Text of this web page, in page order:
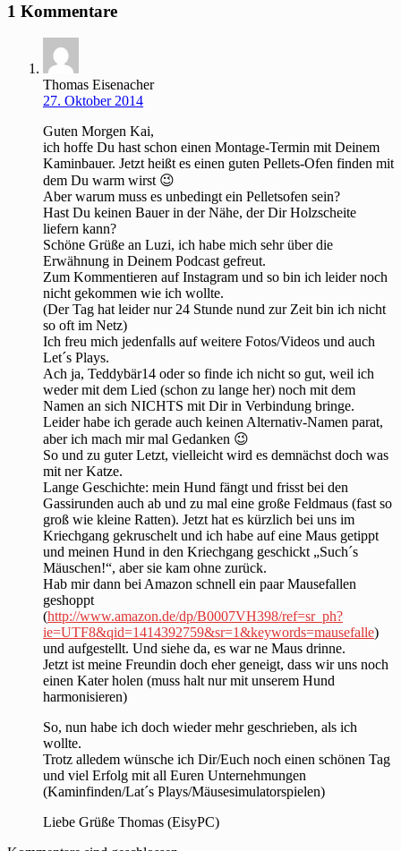
1 Kommentare
Thomas Eisenacher
27. Oktober 2014
Guten Morgen Kai,
ich hoffe Du hast schon einen Montage-Termin mit Deinem
Kaminbauer. Jetzt heißt es einen guten Pellets-Ofen finden mit
dem Du warm wirst 😉
Aber warum muss es unbedingt ein Pelletsofen sein?
Hast Du keinen Bauer in der Nähe, der Dir Holzscheite
liefern kann?
Schöne Grüße an Luzi, ich habe mich sehr über die
Erwähnung in Deinem Podcast gefreut.
Zum Kommentieren auf Instagram und so bin ich leider noch
nicht gekommen wie ich wollte.
(Der Tag hat leider nur 24 Stunde nund zur Zeit bin ich nicht
so oft im Netz)
Ich freu mich jedenfalls auf weitere Fotos/Videos und auch
Let´s Plays.
Ach ja, Teddybär14 oder so finde ich nicht so gut, weil ich
weder mit dem Lied (schon zu lange her) noch mit dem
Namen an sich NICHTS mit Dir in Verbindung bringe.
Leider habe ich gerade auch keinen Alternativ-Namen parat,
aber ich mach mir mal Gedanken 😉
So und zu guter Letzt, vielleicht wird es demnächst doch was
mit ner Katze.
Lange Geschichte: mein Hund fängt und frisst bei den
Gassirunden auch ab und zu mal eine große Feldmaus (fast so
groß wie kleine Ratten). Jetzt hat es kürzlich bei uns im
Kriechgang gekruschelt und ich habe auf eine Maus getippt
und meinen Hund in den Kriechgang geschickt „Such´s
Mäuschen!“, aber sie kam ohne zurück.
Hab mir dann bei Amazon schnell ein paar Mausefallen
geshoppt
(http://www.amazon.de/dp/B0007VH398/ref=sr_ph?
ie=UTF8&qid=1414392759&sr=1&keywords=mausefalle)
und aufgestellt. Und siehe da, es war ne Maus drinne.
Jetzt ist meine Freundin doch eher geneigt, dass wir uns noch
einen Kater holen (muss halt nur mit unserem Hund
harmonisieren)
So, nun habe ich doch wieder mehr geschrieben, als ich
wollte.
Trotz alledem wünsche ich Dir/Euch noch einen schönen Tag
und viel Erfolg mit all Euren Unternehmungen
(Kaminfinden/Lat´s Plays/Mäusesimulatorspielen)
Liebe Grüße Thomas (EisyPC)